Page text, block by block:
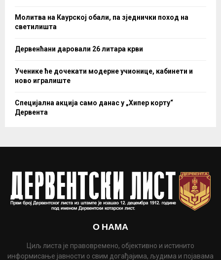
Молитва на Каурској обали, па зједнички поход на
светилишта
Дервенћани даровали 26 литара крви
Ученике ће дочекати модерне учионице, кабинети и
ново игралиште
Специјална акција само данас у „Хипер корту“
Дервента
О НАМА
Циљ листа је правовремено, објективно и истинито
информисање јавности о свим догађајима, људима и појавама